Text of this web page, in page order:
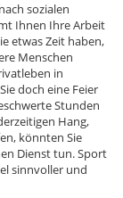
sozialen
Ihnen Ihre Arbeit
etwas Zeit haben,
Menschen
in
doch eine Feier
Stunden
Hang,
könnten Sie
Dienst tun. Sport
sinnvoller und